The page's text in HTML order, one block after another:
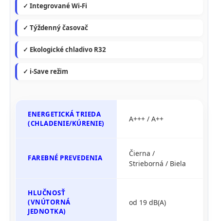
✓ Integrované Wi-Fi
✓ Týždenný časovač
✓ Ekologické chladivo R32
✓ i-Save režim
ENERGETICKÁ TRIEDA
(CHLADENIE/KÚRENIE)
A+++ / A++
FAREBNÉ PREVEDENIA
Čierna /
Strieborná / Biela
HLUČNOSŤ
(VNÚTORNÁ
JEDNOTKA)
od 19 dB(A)